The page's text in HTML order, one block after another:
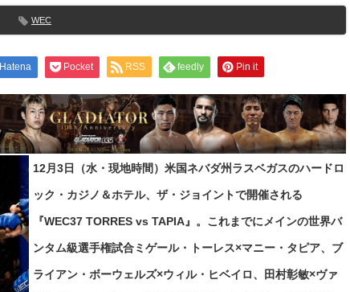
WEC
Hatena Pocket RSS feedly Pin it
12月3日（水・現地時間）米国ネバダ州ラスベガスのハードロ
ック・カジノ＆ホテル、ザ・ジョイントで開催される
『WEC37 TORRES vs TAPIA』。これまでにメインの世界バ
ンタム級選手権試合ミゲール・トーレス×マニー・タピア、ブ
ライアン・ボーウェルズ×ウィル・ヒベイロ、田村彰敏×ヴァ